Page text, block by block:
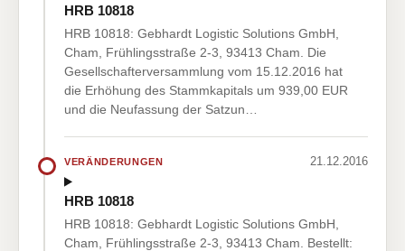
HRB 10818
HRB 10818: Gebhardt Logistic Solutions GmbH,
Cham, Frühlingsstraße 2-3, 93413 Cham. Die
Gesellschafterversammlung vom 15.12.2016 hat
die Erhöhung des Stammkapitals um 939,00 EUR
und die Neufassung der Satzun…
VERÄNDERUNGEN 21.12.2016
HRB 10818
HRB 10818: Gebhardt Logistic Solutions GmbH,
Cham, Frühlingsstraße 2-3, 93413 Cham. Bestellt: